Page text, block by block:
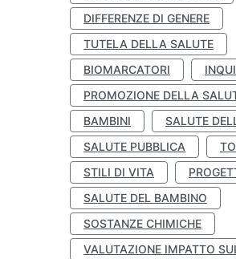
DIFFERENZE DI GENERE
TUTELA DELLA SALUTE
BIOMARCATORI
PROMOZIONE DELLA
BAMBINI
SALUTE
SALUTE PUBBLICA
STILI DI VITA
SALUTE DEL BAMBINO
SOSTANZE CHIMICHE
VALUTAZIONE IMPATTO